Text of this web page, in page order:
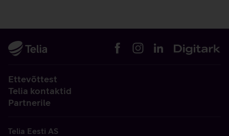
Ettevõttest
Telia kontaktid
Partnerile
Telia Eesti AS